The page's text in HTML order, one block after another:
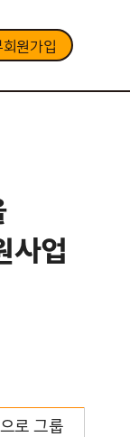
원가입
사업
로 그룹